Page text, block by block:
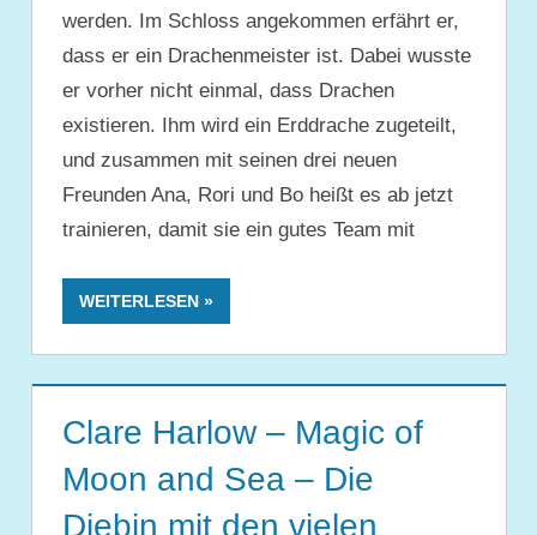
werden. Im Schloss angekommen erfährt er,
dass er ein Drachenmeister ist. Dabei wusste
er vorher nicht einmal, dass Drachen
existieren. Ihm wird ein Erddrache zugeteilt,
und zusammen mit seinen drei neuen
Freunden Ana, Rori und Bo heißt es ab jetzt
trainieren, damit sie ein gutes Team mit
WEITERLESEN
Clare Harlow – Magic of
Moon and Sea – Die
Diebin mit den vielen